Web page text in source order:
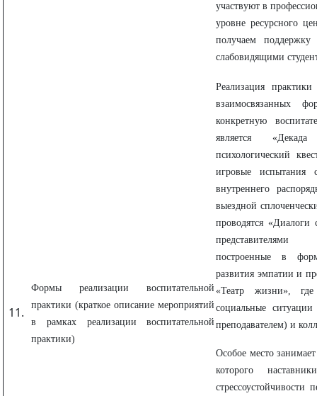
участвуют в
уровне ресурсного
получаем
слабовидящими
Формы реализации воспитательной
практики (краткое описание мероприятий
в рамках реализации воспитательной
практики)
Реализация практики
взаимосвязанных
конкретную
является
психологический
игровые испытания
внутреннего
выездной
проводятся
представителями
построенные в
развития эмпатии и
«Театр жизни»,
социальные
преподавателем) и
Особое место
которого